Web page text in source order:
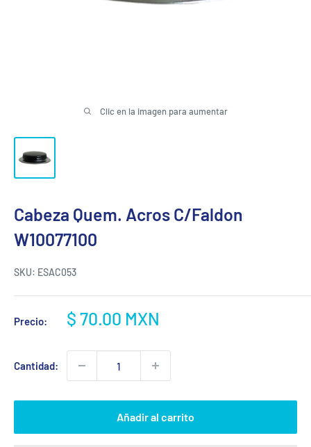
Clic en la imagen para aumentar
Cabeza Quem. Acros C/Faldon
W10077100
SKU: ESAC053
Precio:
Precio
venta
$ 70.00 MXN
Cantidad:
Añadir al carrito